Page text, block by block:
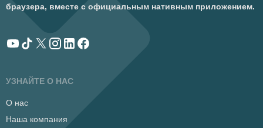
браузера, вместе с официальным нативным приложением.
УЗНАЙТЕ О НАС
О нас
Наша компания